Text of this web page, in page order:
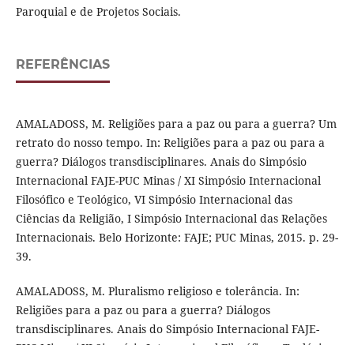
Paroquial e de Projetos Sociais.
REFERÊNCIAS
AMALADOSS, M. Religiões para a paz ou para a guerra? Um
retrato do nosso tempo. In: Religiões para a paz ou para a
guerra? Diálogos transdisciplinares. Anais do Simpósio
Internacional FAJE-PUC Minas / XI Simpósio Internacional
Filosófico e Teológico, VI Simpósio Internacional das
Ciências da Religião, I Simpósio Internacional das Relações
Internacionais. Belo Horizonte: FAJE; PUC Minas, 2015. p. 29-
39.
AMALADOSS, M. Pluralismo religioso e tolerância. In:
Religiões para a paz ou para a guerra? Diálogos
transdisciplinares. Anais do Simpósio Internacional FAJE-